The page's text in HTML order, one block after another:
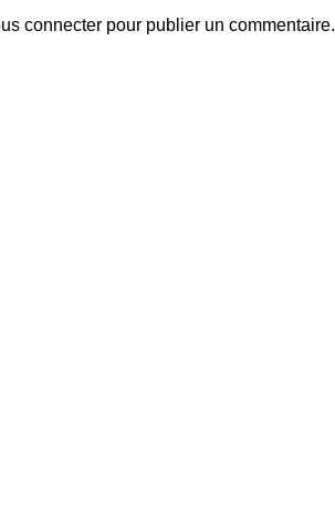
connecter pour publier un commentaire.